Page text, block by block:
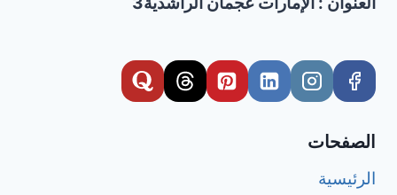
الصفحات
الرئيسية